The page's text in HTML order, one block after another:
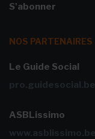
S'abonner
NOS PARTENAIRES
Le Guide Social
pro.guidesocial.be
ASBLissimo
www.asblissimo.be